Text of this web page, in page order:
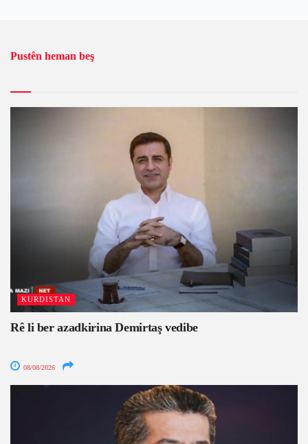
Pustên heman beş
KURDISTAN
Rê li ber azadkirina Demirtaş vedibe
08/08/2026